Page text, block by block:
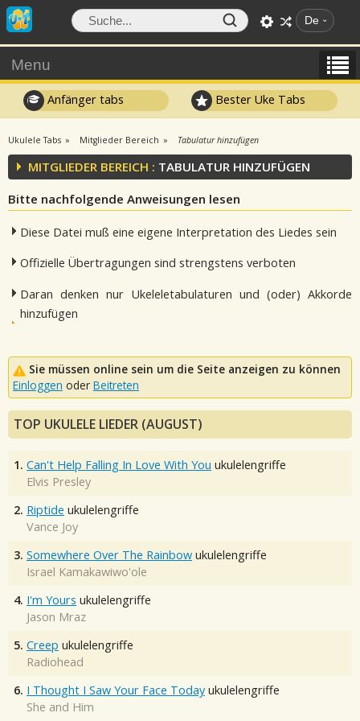
De
Menu
Anfänger tabs Bester Uke Tabs
Ukulele Tabs Mitglieder Bereich Tabulatur hinzufügen
MITGLIEDER BEREICH : TABULATUR HINZUFÜGEN
Bitte nachfolgende Anweisungen lesen
Diese Datei muß eine eigene Interpretation des Liedes sein
Offizielle Übertragungen sind strengstens verboten
Daran denken nur Ukeleletabulaturen und (oder) Akkorde
hinzufügen
Sie müssen online sein um die Seite anzeigen zu können
Einloggen oder Beitreten
TOP UKULELE LIEDER (AUGUST)
1. Can't Help Falling In Love With You ukulelengriffe
Elvis Presley
2. Riptide ukulelengriffe
Vance Joy
3. Somewhere Over The Rainbow ukulelengriffe
Israel Kamakawiwo'ole
4. I'm Yours ukulelengriffe
Jason Mraz
5. Creep ukulelengriffe
Radiohead
6. I Thought I Saw Your Face Today ukulelengriffe
She and Him